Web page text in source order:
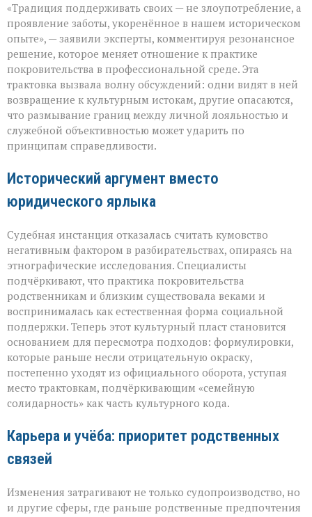
не
только
но
и
пропуск?» — о
новом
взгляде
на
кумовство
«Традиция поддерживать своих — не злоупотребление, а
проявление заботы, укоренённое в нашем историческом
опыте», — заявили эксперты, комментируя резонансное
решение, которое меняет отношение к практике
покровительства в профессиональной среде. Эта
трактовка вызвала волну обсуждений: одни видят в ней
возвращение к культурным истокам, другие опасаются,
что размывание границ между личной лояльностью и
служебной объективностью может ударить по
принципам справедливости.
Исторический аргумент вместо
юридического ярлыка
Судебная инстанция отказалась считать кумовство
негативным фактором в разбирательствах, опираясь на
этнографические исследования. Специалисты
подчёркивают, что практика покровительства
родственникам и близким существовала веками и
воспринималась как естественная форма социальной
поддержки. Теперь этот культурный пласт становится
основанием для пересмотра подходов: формулировки,
которые раньше несли отрицательную окраску,
постепенно уходят из официального оборота, уступая
место трактовкам, подчёркивающим «семейную
солидарность» как часть культурного кода.
Карьера и учёба: приоритет родственных
связей
Изменения затрагивают не только судопроизводство, но
и другие сферы, где раньше родственные предпочтения